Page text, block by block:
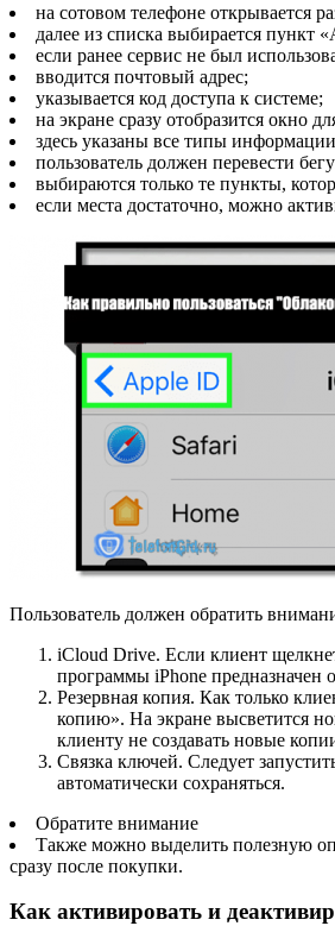
на сотовом телефоне открывается
далее из списка выбирается пункт
если ранее сервис не был
вводится почтовый адрес;
указывается код доступа к системе;
на экране сразу отобразится окно
здесь указаны все типы
пользователь должен перевести
выбираются только те пункты,
если места достаточно, можно
Пользователь должен обратить
iCloud Drive. Если клиент
программы iPhone предназначен
Резервная копия. Как только
копию». На экране высветится
клиенту не создавать новые
Связка ключей. Следует
автоматически сохраняться.
Обратите внимание
Также можно выделить полезную
сразу после покупки.
Как активировать и